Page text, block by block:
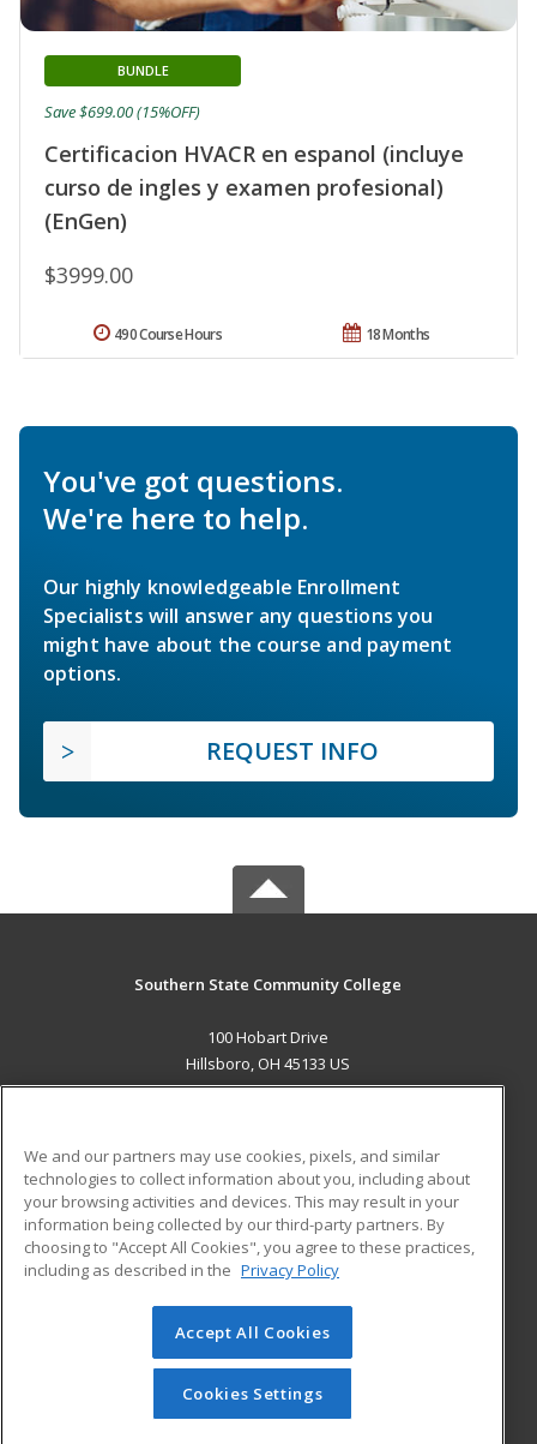
Certificacion HVACR en espanol (incluye
curso de ingles y examen profesional)
(EnGen)
BUNDLE
$3999.00
Save $699.00 (15%OFF)
18 Months
490 Course Hours
You've got questions.
We're here to help.
Our highly knowledgeable Enrollment
Specialists will answer any questions you
might have about the course and payment
options.
REQUEST INFO
Southern State Community College
100 Hobart Drive
Hillsboro, OH 45133 US
ADDITIONAL RESOURCES
Military
Financial Assistance
Help
Student Blog
© 2026 ed2go, a division of Cengage Learning. All rights
reserved. The material on this site cannot be reproduced or
redistributed unless you have obtained prior written
permission from Cengage Learning.Privacy Policy
We and our partners may use cookies, pixels, and similar
technologies to collect information about you, including about
your browsing activities and devices. This may result in your
information being collected by our third-party partners. By
choosing to "Accept All Cookies", you agree to these practices,
including as described in the Privacy Policy
Accept All Cookies
Cookies Settings